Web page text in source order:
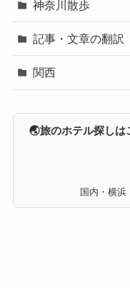
神奈川散歩
記事・文章の翻訳
関西
🌏旅のホテル探し